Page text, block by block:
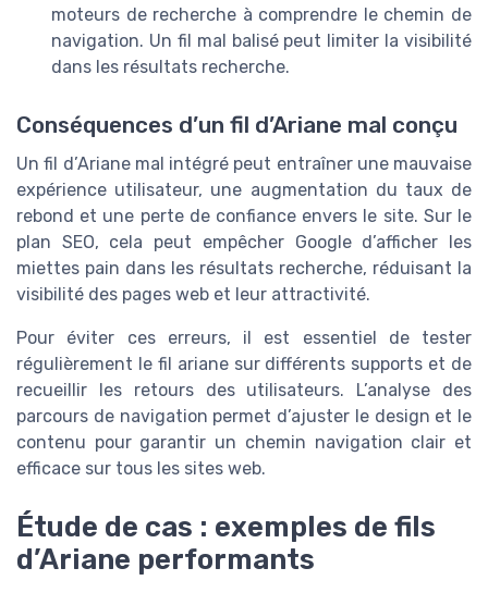
moteurs de recherche à comprendre le chemin de
navigation. Un fil mal balisé peut limiter la visibilité
dans les résultats recherche.
Conséquences d’un fil d’Ariane mal conçu
Un fil d’Ariane mal intégré peut entraîner une mauvaise
expérience utilisateur, une augmentation du taux de
rebond et une perte de confiance envers le site. Sur le
plan SEO, cela peut empêcher Google d’afficher les
miettes pain dans les résultats recherche, réduisant la
visibilité des pages web et leur attractivité.
Pour éviter ces erreurs, il est essentiel de tester
régulièrement le fil ariane sur différents supports et de
recueillir les retours des utilisateurs. L’analyse des
parcours de navigation permet d’ajuster le design et le
contenu pour garantir un chemin navigation clair et
efficace sur tous les sites web.
Étude de cas : exemples de fils
d’Ariane performants